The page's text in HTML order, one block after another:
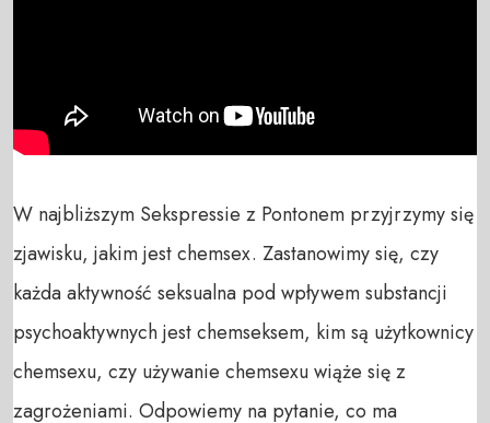
W najbliższym Sekspressie z Pontonem przyjrzymy się
zjawisku, jakim jest chemsex. Zastanowimy się, czy
każda aktywność seksualna pod wpływem substancji
psychoaktywnych jest chemseksem, kim są użytkownicy
chemsexu, czy używanie chemsexu wiąże się z
zagrożeniami. Odpowiemy na pytanie, co ma